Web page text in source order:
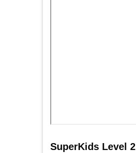
SuperKids Level 2